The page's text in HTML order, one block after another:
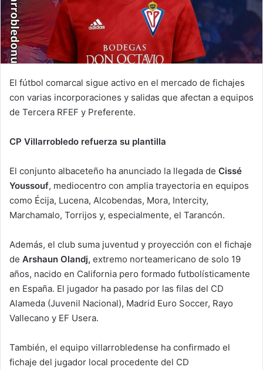
El fútbol comarcal sigue activo en el mercado de fichajes
con varias incorporaciones y salidas que afectan a equipos
de Tercera RFEF y Preferente.
CP Villarrobledo refuerza su plantilla
El conjunto albaceteño ha anunciado la llegada de Cissé
Youssouf, mediocentro con amplia trayectoria en equipos
como Écija, Lucena, Alcobendas, Mora, Intercity,
Marchamalo, Torrijos y, especialmente, el Tarancón.
Además, el club suma juventud y proyección con el fichaje
de Arshaun Olandj, extremo norteamericano de solo 19
años, nacido en California pero formado futbolísticamente
en España. El jugador ha pasado por las filas del CD
Alameda (Juvenil Nacional), Madrid Euro Soccer, Rayo
Vallecano y EF Usera.
También, el equipo villarrobledense ha confirmado el
fichaje del jugador local procedente del CD